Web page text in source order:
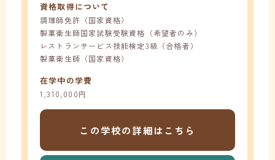
資格取得について
調理師免許（国家資格）
製菓衛生師国家試験受験資格（希望者のみ）
レストランサービス技能検定3級（合格者）
製菓衛生師（国家資格）
在学中の学費
1,310,000円
この学校の詳細はこちら